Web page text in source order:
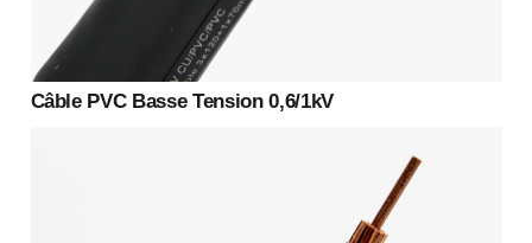
Câble PVC Basse Tension 0,6/1kV